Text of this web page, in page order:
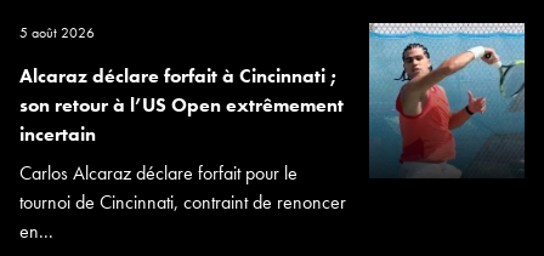
5 août 2026
Alcaraz déclare forfait à Cincinnati ;
son retour à l’US Open extrêmement
incertain
Carlos Alcaraz déclare forfait pour le
tournoi de Cincinnati, contraint de renoncer
en...